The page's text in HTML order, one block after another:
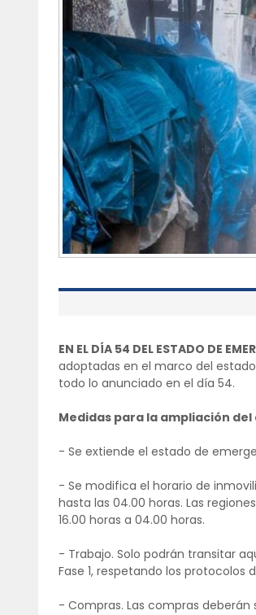
EN EL DÍA 54 DEL ESTADO DE
adoptadas en el marco del
todo lo anunciado en el día 54.
Medidas para la ampliación
- Se extiende el estado de
- Se modifica el horario de
hasta las 04.00 horas. Las
16.00 horas a 04.00 horas.
- Trabajo. Solo podrán transitar
Fase 1, respetando los
- Compras. Las compras